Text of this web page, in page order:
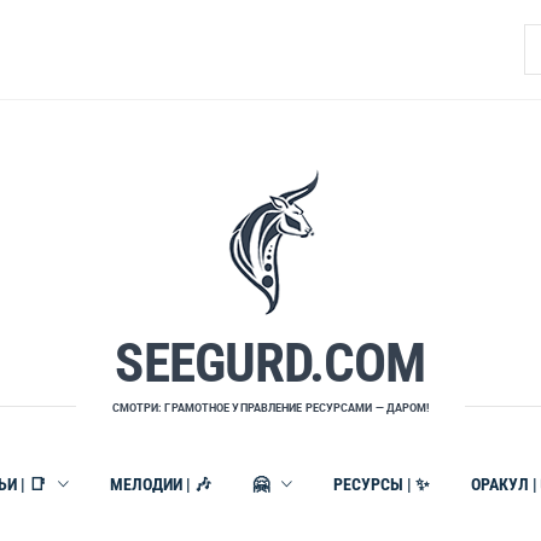
SEEGURD.COM
СМОТРИ: ГРАМОТНОЕ УПРАВЛЕНИЕ РЕСУРСАМИ — ДАРОМ!
| 📑 МЕЛОДИИ | 🎶 🤗 РЕСУРСЫ | ✨ ОРАКУЛ |